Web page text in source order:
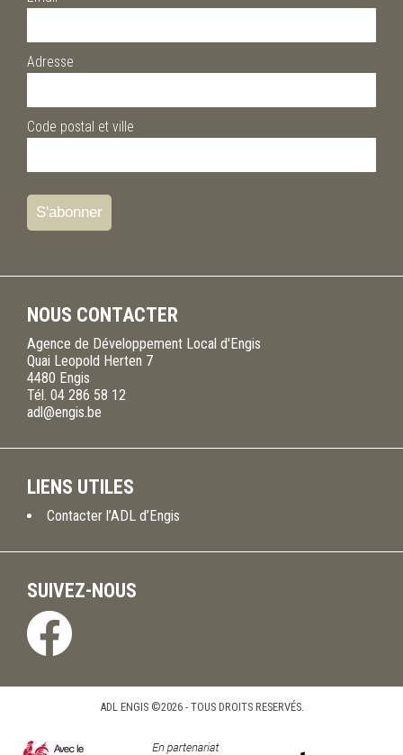
Adresse
Code postal et ville
NOUS CONTACTER
Agence de Développement Local d'Engis
Quai Leopold Herten 7
4480 Engis
Tél. 04 286 58 12
adl@engis.be
LIENS UTILES
Contacter l’ADL d’Engis
SUIVEZ-NOUS
ADL ENGIS ©2026 - TOUS DROITS RESERVÉS.